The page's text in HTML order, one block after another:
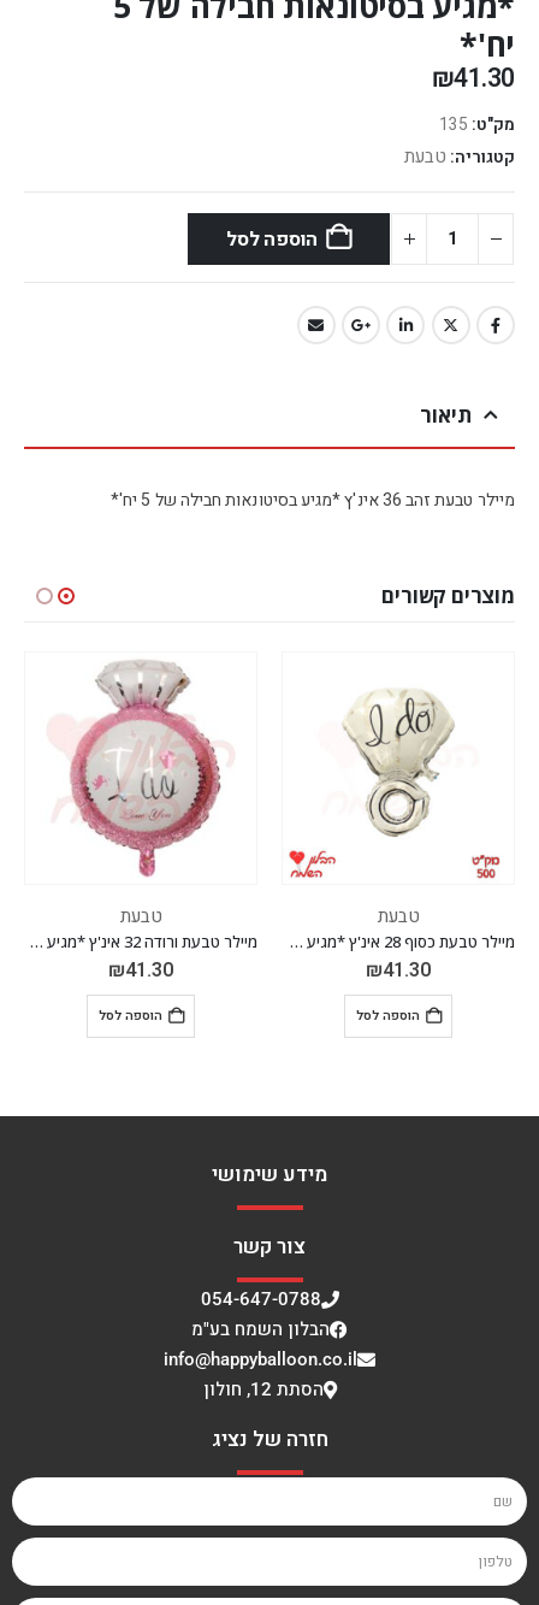
יח'*
₪41.30
מק"ט: 135
קטגוריה: טבעת
הוספה לסל
תיאור
מיילר טבעת זהב 36 אינ'ץ *מגיע בסיטונאות חבילה של 5 יח'*
מוצרים קשורים
טבעת
מיילר טבעת כסוף 28 אינ'ץ *מגיע בסיטונאות חבילה של 5 יח'*
₪41.30
הוספה לסל
טבעת
מיילר טבעת ורודה 32 אינ'ץ *מגיע בסיטונאות חבילה של 5 יח'*
₪41.30
הוספה לסל
מידע שימושי
צור קשר
054-647-0788
הבלון השמח בע"מ
info@happyballoon.co.il
הסתת 12, חולון
חזרה של נציג